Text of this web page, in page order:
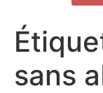
sans